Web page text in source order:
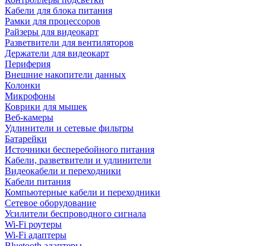
Кабели для блока питания
Рамки для процессоров
Райзеры для видеокарт
Разветвители для вентиляторов
Держатели для видеокарт
Периферия
Внешние накопители данных
Колонки
Микрофоны
Коврики для мышек
Веб-камеры
Удлинители и сетевые фильтры
Батарейки
Источники бесперебойного питания
Кабели, разветвители и удлинители
Видеокабели и переходники
Кабели питания
Компьютерные кабели и переходники
Сетевое оборудование
Усилители беспроводного сигнала
Wi-Fi роутеры
Wi-Fi адаптеры